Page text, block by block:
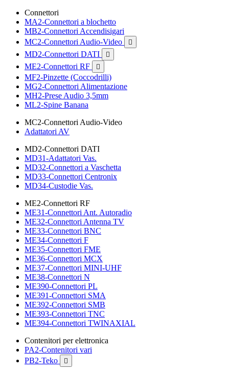
Connettori
MA2-Connettori a blochetto
MB2-Connettori Accendisigari
MC2-Connettori Audio-Video

MD2-Connettori DATI 
ME2-Connettori RF 
MF2-Pinzette (Coccodrilli)
MG2-Connettori Alimentazione
MH2-Prese Audio 3,5mm
ML2-Spine Banana
MC2-Connettori Audio-Video
Adattatori AV
MD2-Connettori DATI
MD31-Adattatori Vas.
MD32-Connettori a Vaschetta
MD33-Connettori Centronix
MD34-Custodie Vas.
ME2-Connettori RF
ME31-Connettori Ant. Autoradio
ME32-Connettori Antenna TV
ME33-Connettori BNC
ME34-Connettori F
ME35-Connettori FME
ME36-Connettori MCX
ME37-Connettori MINI-UHF
ME38-Connettori N
ME390-Connettori PL
ME391-Connettori SMA
ME392-Connettori SMB
ME393-Connettori TNC
ME394-Connettori TWINAXIAL
Contenitori per elettronica
PA2-Contenitori vari
PB2-Teko
